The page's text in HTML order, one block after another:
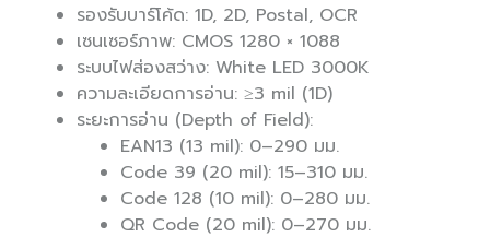
รองรับบาร์โค้ด: 1D, 2D, Postal, OCR
เซนเซอร์ภาพ: CMOS 1280 × 1088
ระบบไฟส่องสว่าง: White LED 3000K
ความละเอียดการอ่าน: ≥3 mil (1D)
ระยะการอ่าน (Depth of Field):
EAN13 (13 mil): 0–290 มม.
Code 39 (20 mil): 15–310 มม.
Code 128 (10 mil): 0–280 มม.
QR Code (20 mil): 0–270 มม.